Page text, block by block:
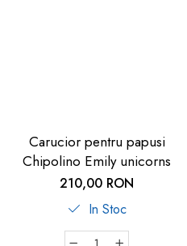
Carucior pentru papusi
Chipolino Emily unicorns
210,00 RON
In Stoc